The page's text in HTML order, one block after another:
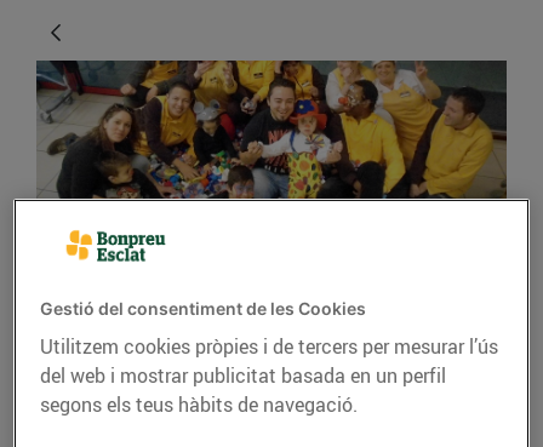
ACTUALITAT
La solidaritat mou
muntanyes
Gestió del consentiment de les Cookies
Utilitzem cookies pròpies i de tercers per mesurar l’ús
del web i mostrar publicitat basada en un perfil
segons els teus hàbits de navegació.